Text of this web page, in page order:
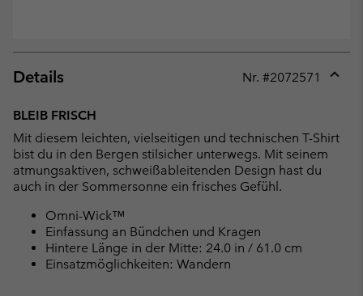
Details Nr. #2072571
BLEIB FRISCH
Mit diesem leichten, vielseitigen und technischen T-Shirt
bist du in den Bergen stilsicher unterwegs. Mit seinem
atmungsaktiven, schweißableitenden Design hast du
auch in der Sommersonne ein frisches Gefühl.
Omni-Wick™
Einfassung an Bündchen und Kragen
Hintere Länge in der Mitte: 24.0 in / 61.0 cm
Einsatzmöglichkeiten: Wandern